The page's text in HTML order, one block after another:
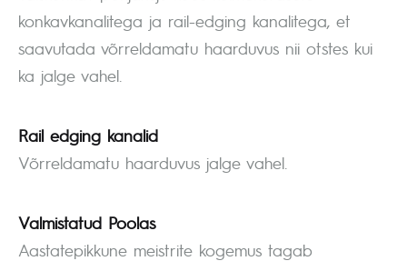
konkavkanalitega ja rail-edging kanalitega, et
saavutada võrreldamatu haarduvus nii otstes kui
ka jalge vahel.
Rail edging kanalid
Võrreldamatu haarduvus jalge vahel.
Valmistatud Poolas
Aastatepikkune meistrite kogemus tagab